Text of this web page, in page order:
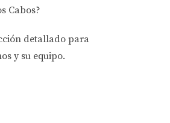
Cabos?
detallado para
y su equipo.